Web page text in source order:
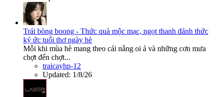
Trái bòng boong - Thức quà mộc mạc, ngọt thanh đánh thức
ký ức tuổi thơ ngày hè
Mỗi khi mùa hè mang theo cái nắng oi ả và những cơn mưa
chợt đến chợt...
traicayhp-12
Updated: 1/8/26